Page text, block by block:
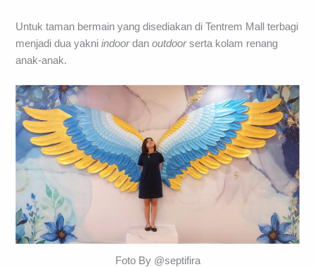
Untuk taman bermain yang disediakan di Tentrem Mall terbagi
menjadi dua yakniindoordanoutdoorserta kolam renang
anak-anak.
Foto By @septifira